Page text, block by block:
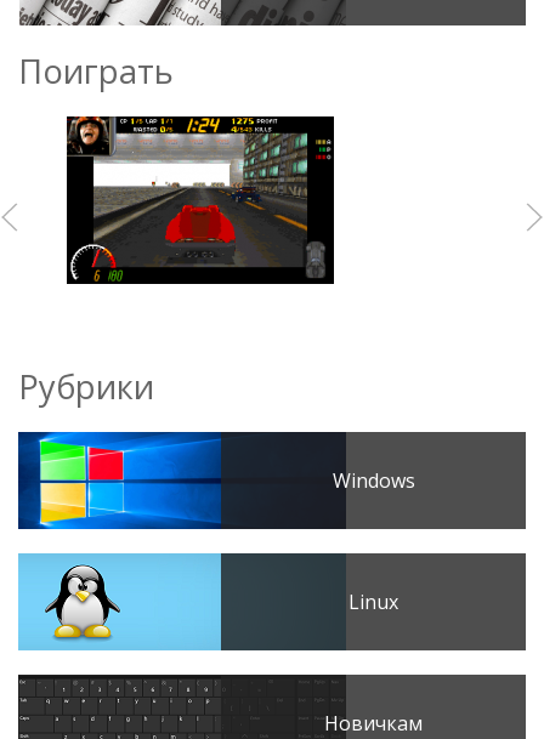
Поиграть
Рубрики
Windows
Linux
Новичкам